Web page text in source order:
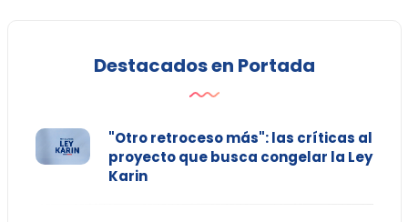
Destacados en Portada
"Otro retroceso más": las críticas al
proyecto que busca congelar la Ley
Karin